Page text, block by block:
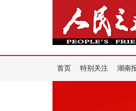
首页 特别关注 湖南